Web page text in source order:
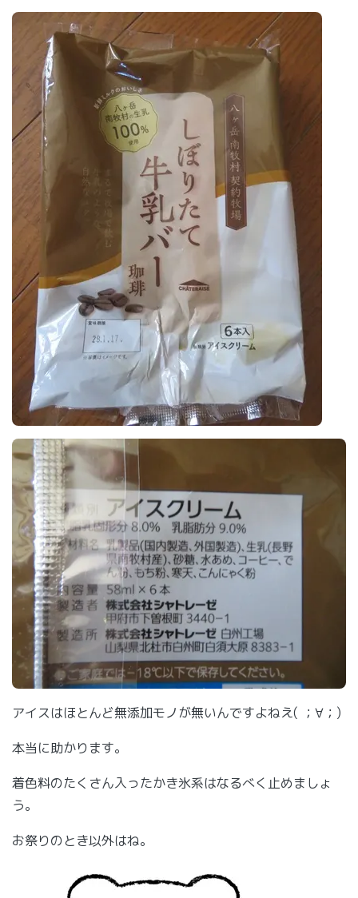
アイスはほとんど無添加モノが無いんですよねえ( ；∀；)
本当に助かります。
着色料のたくさん入ったかき氷系はなるべく止めましょ
う。
お祭りのとき以外はね。